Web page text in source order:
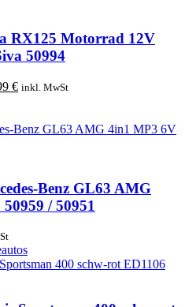
RX125 Motorrad 12V
50994
€Aktueller
199,99 €.
inkl. MwSt
Benz GL63 AMG
/ 50951